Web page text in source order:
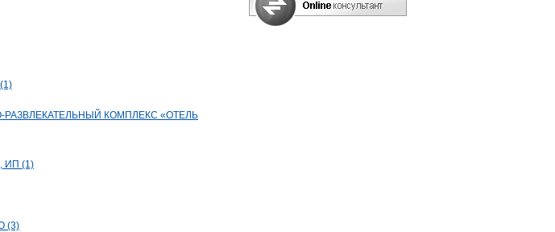
РАЗВЛЕКАТЕЛЬНЫЙ КОМПЛЕКС «ОТЕЛЬ
ИП (1)
(3)